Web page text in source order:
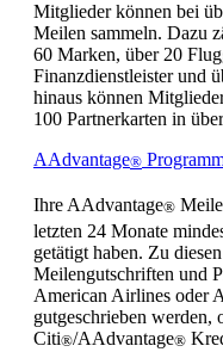
Mitglieder können bei
Meilen sammeln. Dazu
60 Marken, über 20
Finanzdienstleister und
hinaus können
100 Partnerkarten in
AAdvantage®
Ihre AAdvantage®
letzten 24 Monate
getätigt haben. Zu
Meilengutschriften und
American Airlines oder
gutgeschrieben werden,
Citi®/AAdvantage®